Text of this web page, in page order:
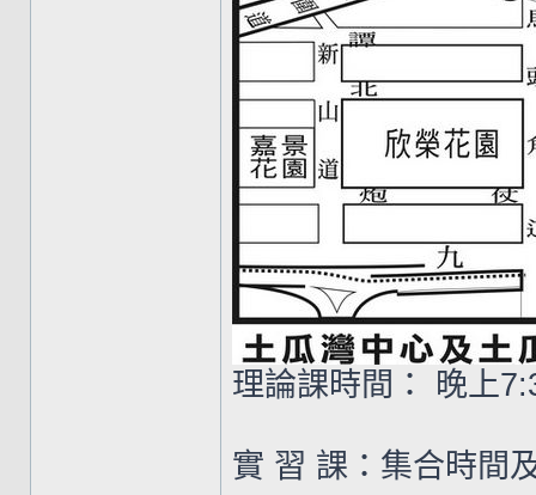
理論課時間： 晚上
實 習 課：集合時間